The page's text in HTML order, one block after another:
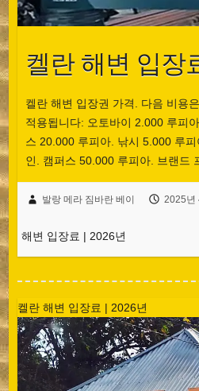
켈란 해변 입장
켈란 해변 입장권 가격. 다음 비용
적용됩니다: 오토바이 2.000 루피
스 20.000 루피아. 낚시 5.000 루
인. 캠퍼스 50.000 루피아. 브랜드
발랑 메라 짐바란 베이 2025년
해변 입장료 | 2026년
켈란 해변 입장료 | 2026년